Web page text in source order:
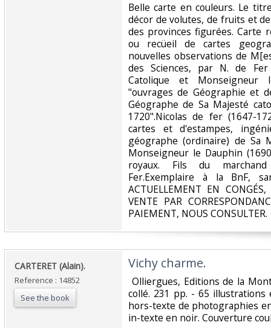
‎Belle carte en couleurs. Le
décor de volutes, de fruits et
des provinces figurées. Carte
ou recüeil de cartes
nouvelles observations de
des Sciences, par N. de
Catolique et Monseigneur
"ouvrages de Géographie et
Géographe de Sa Majesté
1720".Nicolas de fer (1647-
cartes et d'estampes,
géographe (ordinaire) de Sa
Monseigneur le Dauphin
royaux. Fils du
Fer.Exemplaire à la BnF,
ACTUELLEMENT EN
VENTE PAR
PAIEMENT, NOUS CONSULTER.‎
‎CARTERET (Alain).‎
Reference : 14852
See the book
‎Vichy charme. ‎
Olliergues, Editions de la
collé. 231 pp. - 65
hors-texte de photographies
in-texte en noir. Couverture